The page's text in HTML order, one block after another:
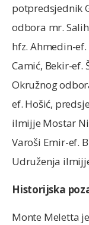
potpredsjednik
odbora mr.
hfz. Ahmedin-
Camić, Bekir-ef.
Okružnog
ef. Hošić,
ilmijje Mostar
Varoši Emir-ef.
Udruženja
Historijska
Monte Meletta